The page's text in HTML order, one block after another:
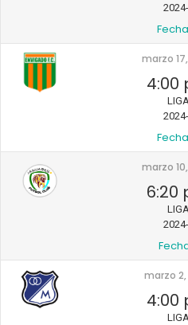
marzo
4:00
marzo
6:20
Fecha
marzo
4:00